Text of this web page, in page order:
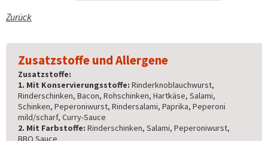
Zurück
Zusatzstoffe und Allergene
Zusatzstoffe:
1. Mit Konservierungsstoffe: Rinderknoblauchwurst,
Rinderschinken, Bacon, Rohschinken, Hartkäse, Salami,
Schinken, Peperoniwurst, Rindersalami, Paprika, Peperoni
mild/scharf, Curry-Sauce
2. Mit Farbstoffe: Rinderschinken, Salami, Peperoniwurst,
BBQ Sauce